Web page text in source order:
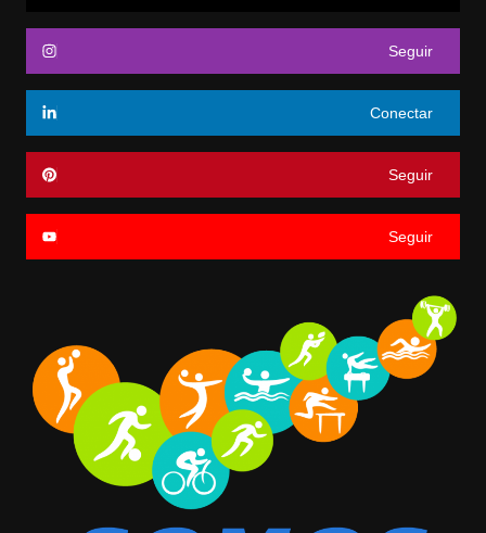
Seguir
Conectar
Seguir
Seguir